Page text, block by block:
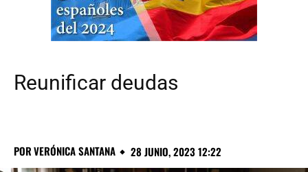
Reunificar deudas
PORVERÓNICA SANTANA 28 JUNIO, 2023 12:22